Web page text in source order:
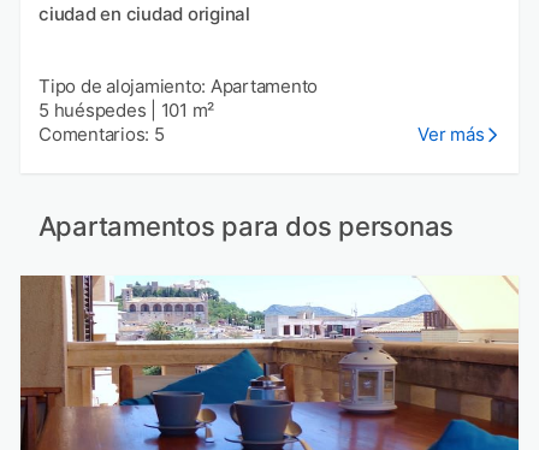
ciudad en ciudad original
Tipo de alojamiento: Apartamento
5 huéspedes
101 m²
Comentarios: 5
Ver más
Apartamentos para dos personas